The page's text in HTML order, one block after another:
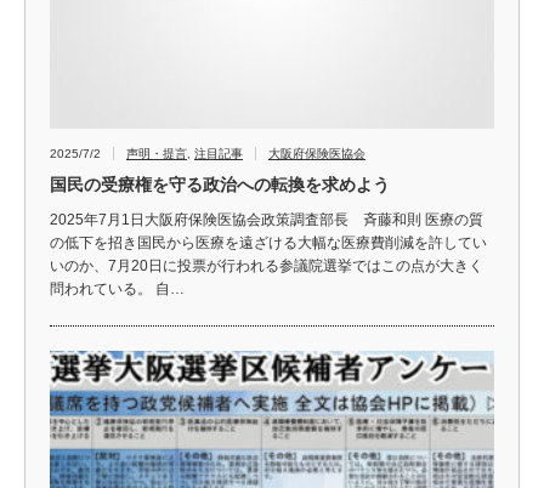
2025/7/2 声明・提言 注目記事 大阪府保険医協会
国民の受療権を守る政治への転換を求めよう
2025年7月1日大阪府保険医協会政策調査部長 斉藤和則 医療の質
の低下を招き国民から医療を遠ざける大幅な医療費削減を許してい
いのか、7月20日に投票が行われる参議院選挙ではこの点が大きく
問われている。 自…